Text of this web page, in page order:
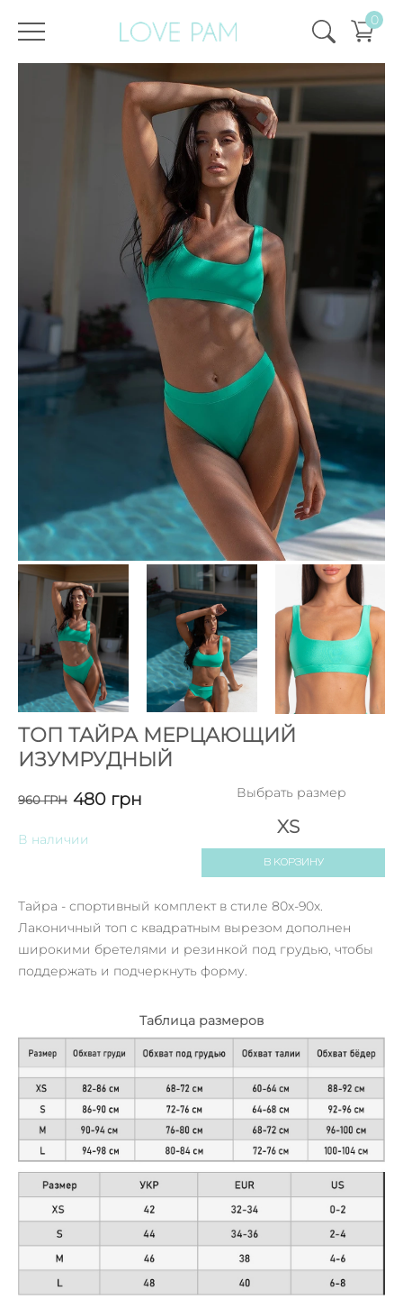
0
Главная Раздельные ,Тайра,Топы,SALE SALE - 50% Топ Тайра Мерцающий Изумрудный
ТОП ТАЙРА МЕРЦАЮЩИЙ
ИЗУМРУДНЫЙ
960ГРН 480 грн
В наличии
Выбрать размер
XS
В КОРЗИНУ
Тайра - спортивный комплект в стиле 80х-90х.
Лаконичный топ с квадратным вырезом дополнен
широкими бретелями и резинкой под грудью, чтобы
поддержать и подчеркнуть форму.
Таблица размеров